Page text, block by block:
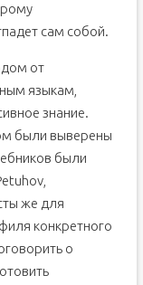
сам собой.
от
языкам,
знание.
были выверены
были
же для
конкретного
о